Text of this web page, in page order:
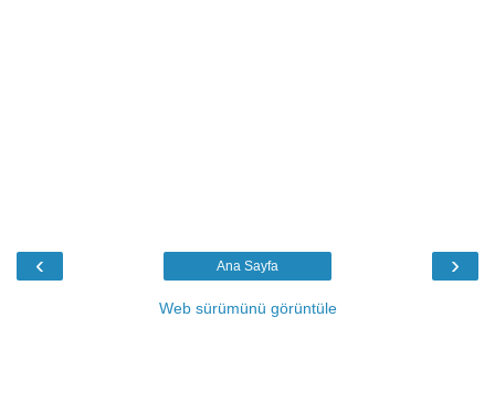
‹ ›
Ana Sayfa
Web sürümünü görüntüle